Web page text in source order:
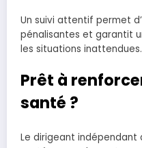
Un suivi attentif permet
pénalisantes et garantit
les situations inattendues.
Prêt à
santé ?
Le dirigeant